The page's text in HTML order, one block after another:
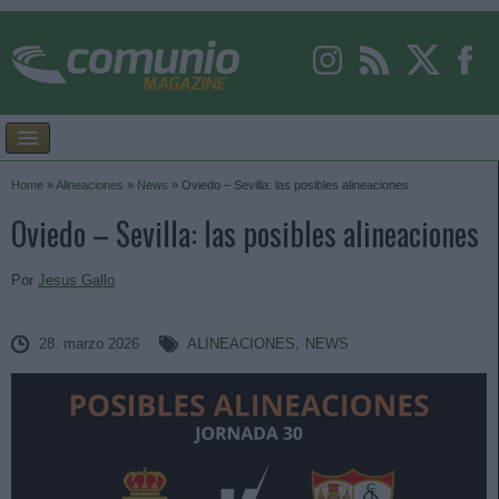
Home »Alineaciones » News » Oviedo – Sevilla: las posibles alineaciones
Oviedo – Sevilla: las posibles alineaciones
Por Jesus Gallo
28. marzo 2026 ALINEACIONES, NEWS